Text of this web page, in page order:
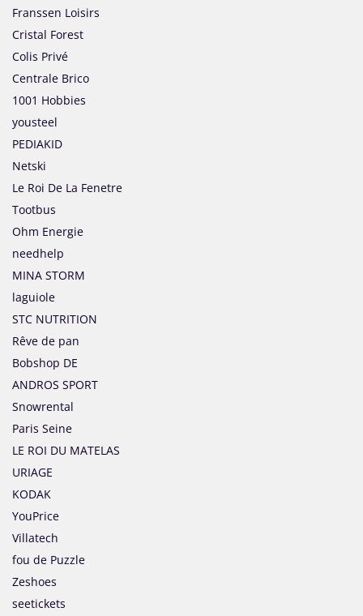
Franssen Loisirs
Cristal Forest
Colis Privé
Centrale Brico
1001 Hobbies
yousteel
PEDIAKID
Netski
Le Roi De La Fenetre
Tootbus
Ohm Energie
needhelp
MINA STORM
laguiole
STC NUTRITION
Rêve de pan
Bobshop DE
ANDROS SPORT
Snowrental
Paris Seine
LE ROI DU MATELAS
URIAGE
KODAK
YouPrice
Villatech
fou de Puzzle
Zeshoes
seetickets